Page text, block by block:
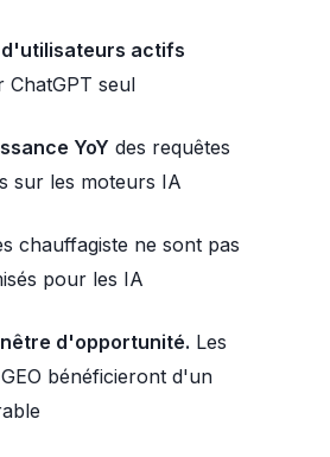
actifs
ChatGPT seul
YoY des requêtes
sur les moteurs IA
chauffagiste ne sont pas
pour les IA
d'opportunité. Les
bénéficieront d'un